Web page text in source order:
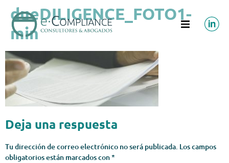
dueDILIGENCE_FOTO1-
min
Deja una respuesta
Tu dirección de correo electrónico no será publicada. Los campos
obligatorios están marcados con*